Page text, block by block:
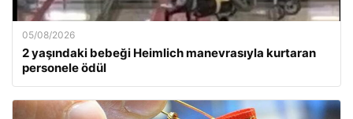
05/08/2026
2 yaşındaki bebeği Heimlich manevrasıyla kurtaran
personele ödül